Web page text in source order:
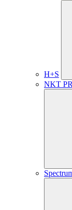
H+S
NKT